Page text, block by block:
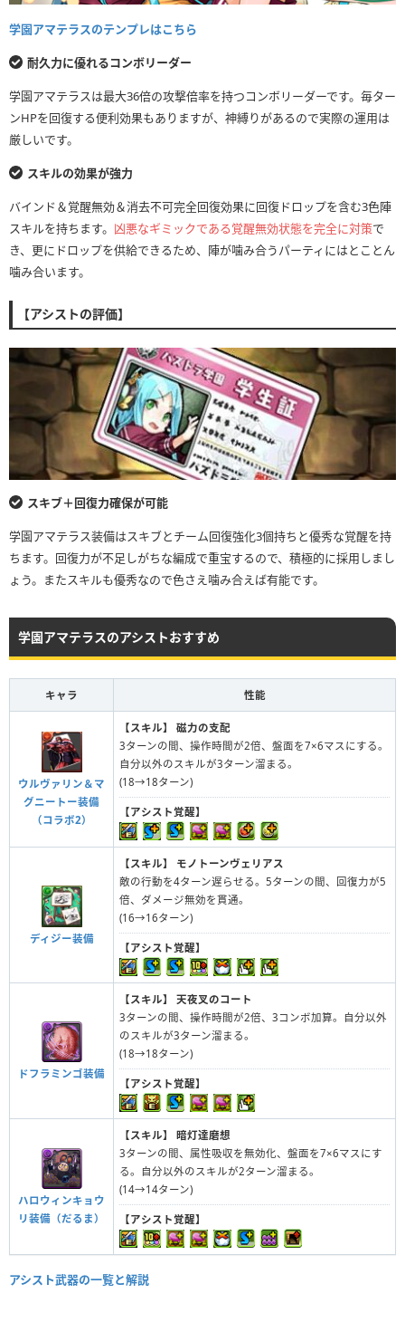
学園アマテラスのテンプレはこちら
耐久力に優れるコンボリーダー
学園アマテラスは最大36倍の攻撃倍率を持つコンボリーダーです。毎ター
ンHPを回復する便利効果もありますが、神縛りがあるので実際の運用は
厳しいです。
スキルの効果が強力
バインド＆覚醒無効＆消去不可完全回復効果に回復ドロップを含む3色陣
スキルを持ちます。 凶悪なギミックである覚醒無効状態を完全に対策で
き、更にドロップを供給できるため、陣が噛み合うパーティにはとことん
噛み合います。
【アシストの評価】
スキブ＋回復力確保が可能
学園アマテラス装備はスキブとチーム回復強化3個持ちと優秀な覚醒を持
ちます。回復力が不足しがちな編成で重宝するので、積極的に採用しまし
ょう。またスキルも優秀なので色さえ噛み合えば有能です。
学園アマテラスのアシストおすすめ
キャラ 性能
ウルヴァリン＆マ
グニートー装備
（コラボ2）
【スキル】
磁力の支配
3ターンの間、操作時間が2倍、盤面を7×6マスにする。
自分以外のスキルが3ターン溜まる。
(18→18ターン)
【アシスト覚醒】
ディジー装備
【スキル】
モノトーンヴェリアス
敵の行動を4ターン遅らせる。5ターンの間、回復力が5
倍、ダメージ無効を貫通。
(16→16ターン)
【アシスト覚醒】
ドフラミンゴ装備
【スキル】
天夜叉のコート
3ターンの間、操作時間が2倍、3コンボ加算。自分以外
のスキルが3ターン溜まる。
(18→18ターン)
【アシスト覚醒】
ハロウィンキョウ
リ装備（だるま）
【スキル】
暗灯達磨想
3ターンの間、属性吸収を無効化、盤面を7×6マスにす
る。自分以外のスキルが2ターン溜まる。
(14→14ターン)
【アシスト覚醒】
アシスト武器の一覧と解説